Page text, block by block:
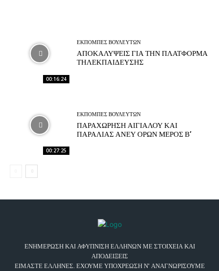
00:16:24
ΕΚΠΟΜΠΕΣ ΒΟΥΛΕΥΤΩΝ
ΑΠΟΚΑΛΥΨΕΙΣ ΓΙΑ ΤΗΝ ΠΛΑΤΦΟΡΜΑ
ΤΗΛΕΚΠΑΙΔΕΥΣΗΣ
00:27:25
ΕΚΠΟΜΠΕΣ ΒΟΥΛΕΥΤΩΝ
ΠΑΡΑΧΩΡΗΣΗ ΑΙΓΙΑΛΟΥ ΚΑΙ
ΠΑΡΑΛΙΑΣ ΑΝΕΥ ΟΡΩΝ ΜΕΡΟΣ Β’
ΕΝΗΜΕΡΩΣΗ ΚΑΙ ΑΦΥΠΝΙΣΗ ΕΛΛΗΝΩΝ ΜΕ ΣΤΟΙΧΕΙΑ ΚΑΙ
ΑΠΟΔΕΙΞΕΙΣ
ΕΙΜΑΣΤΕ ΕΛΛΗΝΕΣ. ΕΧΟΥΜΕ ΥΠΟΧΡΕΩΣΗ Ν' ΑΝΑΓΝΩΡΙΣΟΥΜΕ